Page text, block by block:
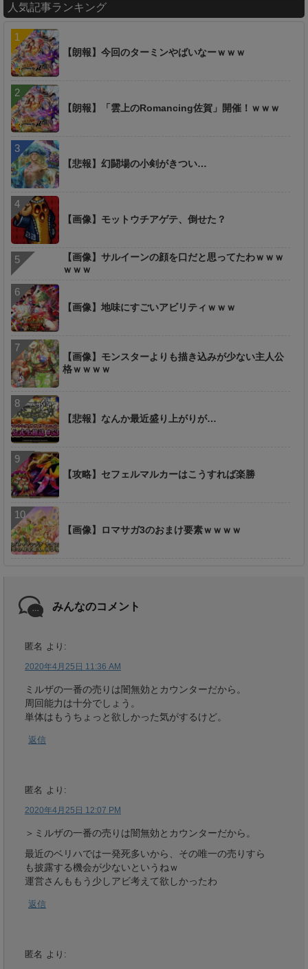
人気記事ランキング
【朗報】今回のターミンやばいなーｗｗｗ
【朗報】「雲上のRomancing佐賀」開催！ｗｗｗ
【悲報】幻闘場の小剣がきつい…
【画像】モットウチアゲテ、倒せた？
【画像】サルイーンの顔を口だと思ってたわｗｗｗ
ｗｗｗ
【画像】地味にすごいアビリティｗｗｗ
【画像】モンスターよりも描き込みが少ない主人公
格ｗｗｗｗ
【悲報】なんか最近盛り上がりが…
【攻略】セフェルマルカーはこうすれば楽勝
【画像】ロマサガ3のおまけ要素ｗｗｗｗ
みんなのコメント
匿名 より:
2020年4月25日 11:36 AM
ミルザの一番の売りは闇無効とカウンターだから。
周回能力は十分でしょう。
単体はもうちょっと欲しかった気がするけど。
返信
匿名 より:
2020年4月25日 12:07 PM
＞ミルザの一番の売りは闇無効とカウンターだから。
最近のベリハでは一発死多いから、その唯一の売りすら
も披露する機会が少ないというねｗ
運営さんももう少しアビ考えて欲しかったわ
返信
匿名 より: